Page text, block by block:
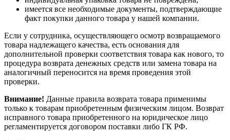
имеется все необходимые документы, подтверждающие
факт покупки данного товара у нашей компании.
Если у сотрудника, осуществляющего осмотр возвращаемого
товара надлежащего качества, есть основания для
дополнительной проверки соответствия товара как нового, то
процедура возврата денежных средств или замена товара на
аналогичный переносится на время проведения этой
проверки.
Внимание! Данные правила возврата товара применимы
только к товарам приобретенным физическим лицом. Возврат
исправного товара приобретенного на юридическое лицо
регламентируется договором поставки либо ГК РФ.